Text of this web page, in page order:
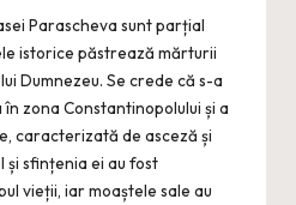
Parascheva sunt parțial
istorice păstrează mărturii
Dumnezeu. Se crede că s-a
zona Constantinopolului și a
caracterizată de asceză și
și sfințenia ei au fost
vieții, iar moaștele sale au